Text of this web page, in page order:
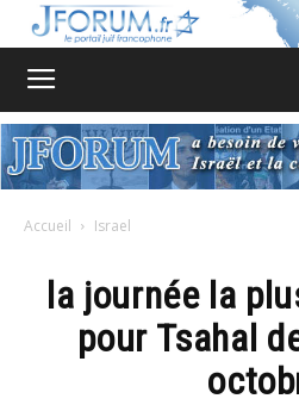
Accueil Israel
la journée la
pour Tsahal